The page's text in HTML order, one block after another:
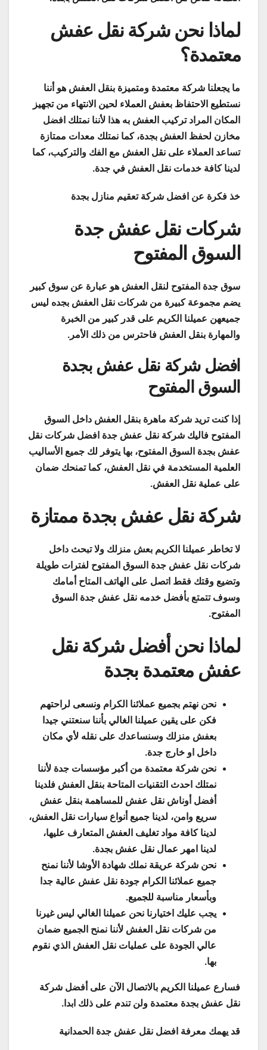
لماذا نحن شركة نقل عفش
معتمدة؟
ما يجعلنا شركة معتمدة ومتميزة بنقل العفش هو أننا
نستطيع الاحتفاظ بعفش العملاء لحين الانتهاء من تجهيز
المكان المراد تركيب العفش به هذا لأننا نمتلك افضل
مخازن لحفظ العفش بجدة، كما نمتلك معدات ممتازة
تساعد العملاء على نقل العفش مع الفك والتركيب، كما
لدينا كافة خدمات نقل العفش في جدة.
خذ فكرة عن افضل شركة تعقيم منازل بجدة
شركات نقل عفش جدة
السوق المفتوح
سوق جدة المفتوح لنقل العفش هو عبارة عن سوق كبير
يضم مجموعة كبيرة من شركات نقل العفش بجده ليس
جميعهن عميلنا الكريم على قدر كبير من الخبرة
والمهارة بنقل العفش فاحترس من ذلك الأمر.
افضل شركة نقل عفش بجدة
السوق المفتوح
إذا كنت تريد شركة ماهرة بنقل العفش داخل السوق
المفتوح فاليك شركة نقل عفش جدة افضل شركات نقل
عفش بجدة السوق المفتوح، بها يتوفر لك جميع الأساليب
العلمية المستخدمة في نقل العفش، كما تمنحك ضمان
على عملية نقل العفش.
شركة نقل عفش بجدة ممتازة
لا تخاطر عميلنا الكريم بعش منزلك ولا تبحث داخل
شركات نقل عفش جدة السوق المفتوح لفترات طويلة
وتضيع وقتك فقط اتصل على الهاتف المتاح أمامك
وسوف تتمتع بأفضل خدمه نقل عفش جدة السوق
المفتوح.
لماذا نحن أفضل شركة نقل
عفش معتمدة بجدة
نحن نهتم بجميع عملائنا الكرام ونسعى لراحتهم
فكن على يقين عميلنا الغالي بأننا سنعتني جيدا
بعفش منزلك وسنساعدك على نقله لأي مكان
داخل او خارج جدة.
نحن شركة معتمدة من أكبر مؤسسات جدة لأننا
نمتلك احدث التقنيات المتاحة بنقل العفش فلدينا
أفضل أوناش نقل عفش للمساهمة بنقل عفش
سريع وامن، لدينا جميع أنواع سيارات نقل العفش،
لدينا كافة مواد تغليف العفش المتعارف عليها،
لدينا امهر عمال نقل عفش بجدة.
نحن شركة عريقة نملك شهادة الأوشا لأننا نمنح
جميع عملائنا الكرام جودة نقل عفش عالية جدا
وبأسعار مناسبة للجميع.
يجب عليك اختيارنا نحن عميلنا الغالي ليس غيرنا
من شركات نقل العفش لأننا نمنح الجميع ضمان
عالي الجودة على عمليات نقل العفش الذي نقوم
بها.
فسارع عميلنا الكريم بالاتصال الآن على أفضل شركة
نقل عفش بجدة معتمدة ولن تندم على ذلك ابدا.
قد يهمك معرفة افضل نقل عفش جدة الحمدانية